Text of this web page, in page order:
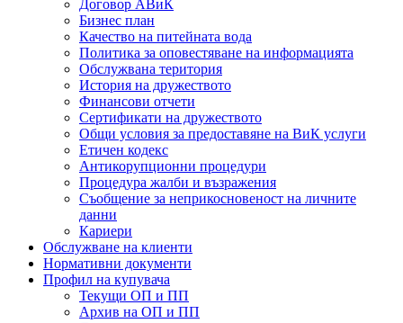
Договор АВиК
Бизнес план
Качество на питейната вода
Политика за оповестяване на информацията
Обслужвана територия
История на дружеството
Финансови отчети
Сертификати на дружеството
Общи условия за предоставяне на ВиК услуги
Етичен кодекс
Антикорупционни процедури
Процедура жалби и възражения
Съобщение за неприкосновеност на личните
данни
Кариери
Обслужване на клиенти
Нормативни документи
Профил на купувача
Текущи ОП и ПП
Архив на ОП и ПП